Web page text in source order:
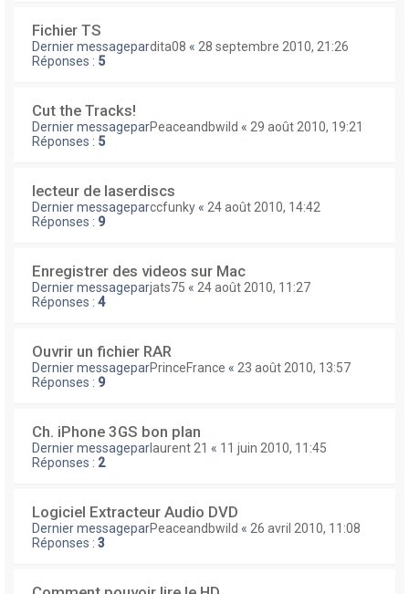
Fichier TS
Dernier messagepardita08 « 28 septembre 2010, 21:26
Réponses : 5
Cut the Tracks!
Dernier messageparPeaceandbwild « 29 août 2010, 19:21
Réponses : 5
lecteur de laserdiscs
Dernier messageparccfunky « 24 août 2010, 14:42
Réponses : 9
Enregistrer des videos sur Mac
Dernier messageparjats75 « 24 août 2010, 11:27
Réponses : 4
Ouvrir un fichier RAR
Dernier messageparPrinceFrance « 23 août 2010, 13:57
Réponses : 9
Ch. iPhone 3GS bon plan
Dernier messageparlaurent 21 « 11 juin 2010, 11:45
Réponses : 2
Logiciel Extracteur Audio DVD
Dernier messageparPeaceandbwild « 26 avril 2010, 11:08
Réponses : 3